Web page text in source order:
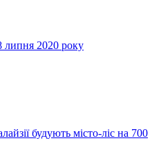
липня 2020 року
будують місто-ліс на 700